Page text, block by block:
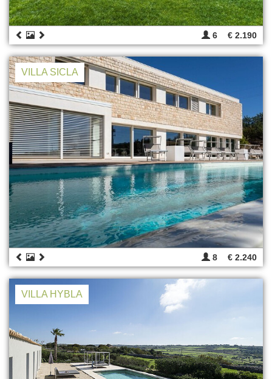
6 € 2.190
VILLA SICLA
8 € 2.240
VILLA HYBLA